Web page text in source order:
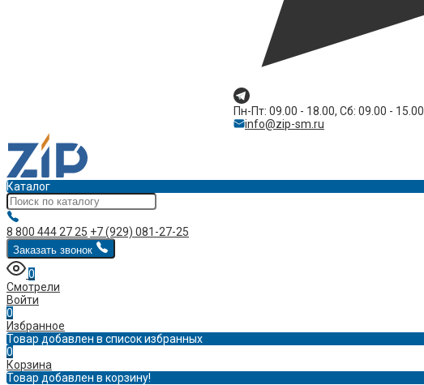
Пн-Пт: 09.00 - 18.00, Сб: 09.00 - 15.00
info@zip-sm.ru
Каталог
8 800 444 27 25 +7 (929) 081-27-25
Заказать звонок
0
Смотрели
Войти
0
Избранное
Товар добавлен в список избранных
0
Корзина
Товар добавлен в корзину!